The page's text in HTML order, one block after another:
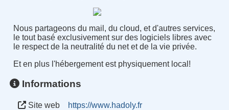
Nous partageons du mail, du cloud, et d'autres services,
le tout basé exclusivement sur des logiciels libres avec
le respect de la neutralité du net et de la vie privée.
Et en plus l'hébergement est physiquement local!
Informations
Site web
https://www.hadoly.fr